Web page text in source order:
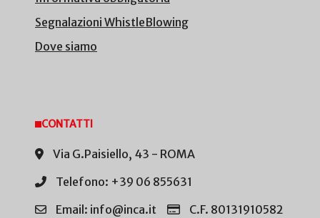
Segnalazioni WhistleBlowing
Dove siamo
CONTATTI
Via G.Paisiello, 43 - ROMA
Telefono: +39 06 855631
Email: info@inca.it
C.F. 80131910582